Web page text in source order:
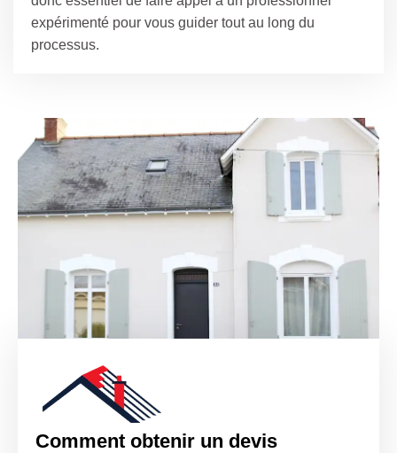
expérimenté pour vous guider tout au long du
processus.
Comment obtenir un devis